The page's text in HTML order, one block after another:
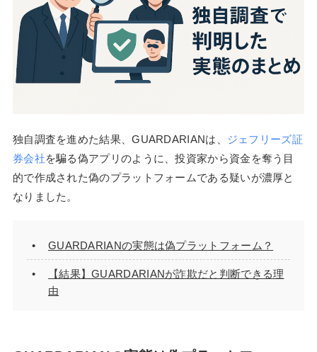
独自調査を進めた結果、GUARDARIANは、 ジェフリーズ証
券会社を騙る偽アプリのように、投資家から資金を奪う目
的で作成された偽のプラットフォームである疑いが濃厚と
なりました。
GUARDARIANの実態は偽プラットフォーム？
【結果】GUARDARIANが詐欺だと判断できる理
由